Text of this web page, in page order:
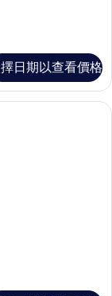
日期以查看價格
| 高級寢具、羽絨